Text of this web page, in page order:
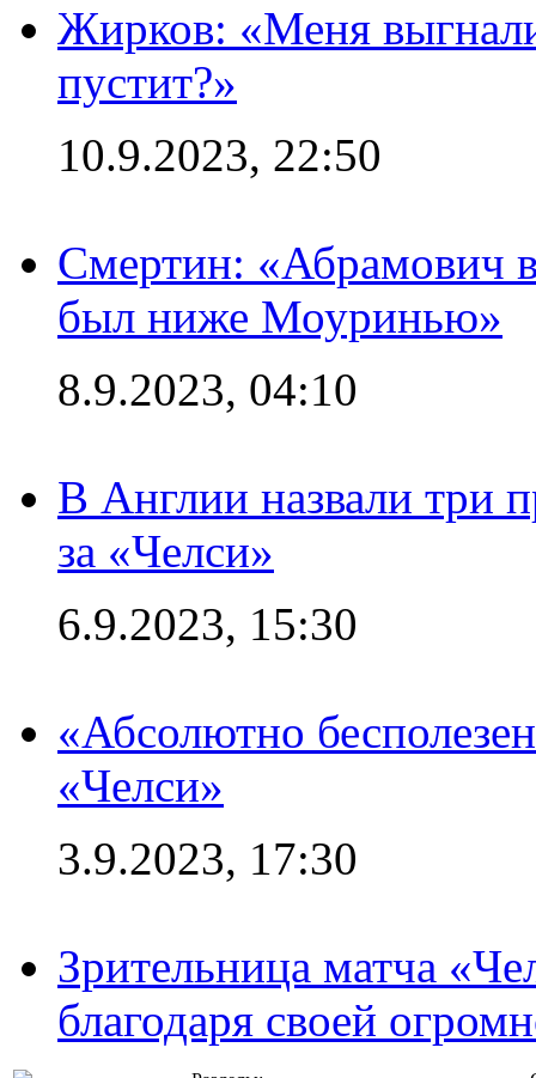
Жирков: «Меня
пустит?»
10.9.2023, 22:50
Смертин: «Абрамович в
был ниже Моуринью»
8.9.2023, 04:10
В Англии назвали три
за «Челси»
6.9.2023, 15:30
«Абсолютно
«Челси»
3.9.2023, 17:30
Зрительница матча
благодаря своей